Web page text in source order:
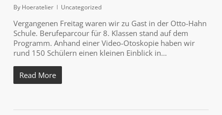
By Hoeratelier Uncategorized
Vergangenen Freitag waren wir zu Gast in der Otto-Hahn
Schule. Berufeparcour für 8. Klassen stand auf dem
Programm. Anhand einer Video-Otoskopie haben wir
rund 150 Schülern einen kleinen Einblick in…
Read More